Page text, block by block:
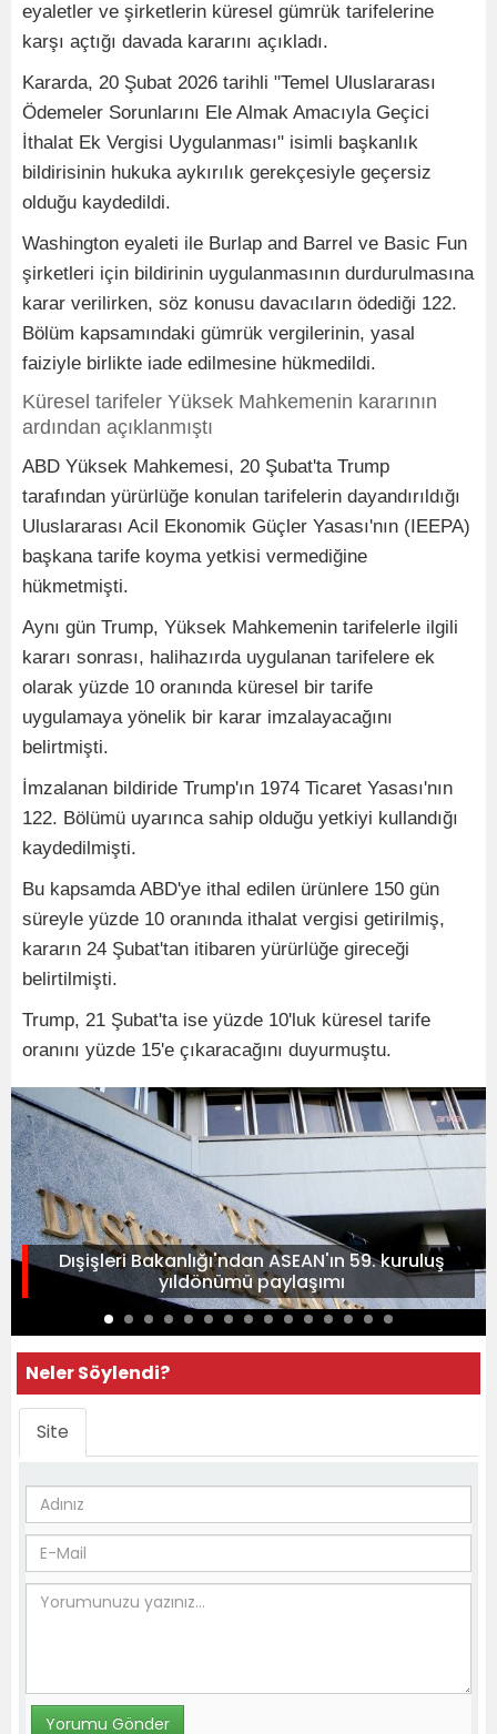
eyaletler ve şirketlerin küresel gümrük tarifelerine
karşı açtığı davada kararını açıkladı.
Kararda, 20 Şubat 2026 tarihli "Temel Uluslararası
Ödemeler Sorunlarını Ele Almak Amacıyla Geçici
İthalat Ek Vergisi Uygulanması" isimli başkanlık
bildirisinin hukuka aykırılık gerekçesiyle geçersiz
olduğu kaydedildi.
Washington eyaleti ile Burlap and Barrel ve Basic Fun
şirketleri için bildirinin uygulanmasının durdurulmasına
karar verilirken, söz konusu davacıların ödediği 122.
Bölüm kapsamındaki gümrük vergilerinin, yasal
faiziyle birlikte iade edilmesine hükmedildi.
Küresel tarifeler Yüksek Mahkemenin kararının
ardından açıklanmıştı
ABD Yüksek Mahkemesi, 20 Şubat'ta Trump
tarafından yürürlüğe konulan tarifelerin dayandırıldığı
Uluslararası Acil Ekonomik Güçler Yasası'nın (IEEPA)
başkana tarife koyma yetkisi vermediğine
hükmetmişti.
Aynı gün Trump, Yüksek Mahkemenin tarifelerle ilgili
kararı sonrası, halihazırda uygulanan tarifelere ek
olarak yüzde 10 oranında küresel bir tarife
uygulamaya yönelik bir karar imzalayacağını
belirtmişti.
İmzalanan bildiride Trump'ın 1974 Ticaret Yasası'nın
122. Bölümü uyarınca sahip olduğu yetkiyi kullandığı
kaydedilmişti.
Bu kapsamda ABD'ye ithal edilen ürünlere 150 gün
süreyle yüzde 10 oranında ithalat vergisi getirilmiş,
kararın 24 Şubat'tan itibaren yürürlüğe gireceği
belirtilmişti.
Trump, 21 Şubat'ta ise yüzde 10'luk küresel tarife
oranını yüzde 15'e çıkaracağını duyurmuştu.
Dışişleri Bakanlığı'ndan ASEAN'ın 59. kuruluş
yıldönümü paylaşımı
Neler Söylendi?
Site